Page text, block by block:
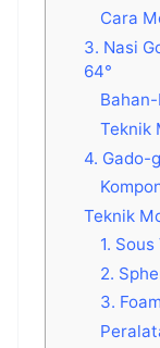
Cara
3. Nasi
64°
Teknik
4. Gado-
Teknik
1. Sous
2.
3. Foam